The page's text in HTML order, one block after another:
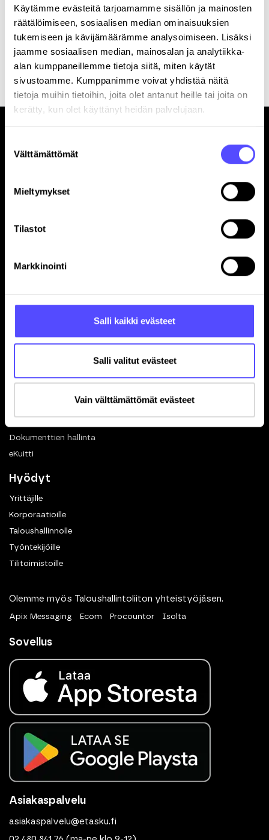
Käytämme evästeitä tarjoamamme sisällön ja mainosten
räätälöimiseen, sosiaalisen median ominaisuuksien
tukemiseen ja kävijämäärämme analysoimiseen. Lisäksi
jaamme sosiaalisen median, mainosalan ja analytiikka-
alan kumppaneillemme tietoja siitä, miten käytät
sivustoamme. Kumppanimme voivat yhdistää näitä
tietoja muihin tietoihin, joita olet antanut heille tai joita on
kerätty, kun olet käyttänyt heidän palvelujaan.
valinta
Välttämättömät
Mieltymykset
Tilastot
Markkinointi
Salli kaikki evästeet
Salli valitut evästeet
Vain välttämättömät evästeet
Rekisteröitymällä hyväksyt palvelunkäyttöehdot .
Sivut
Yrityksille
Hinnasto
Referenssit
Ohjelmistokumppanuus
Toiminnot
Kuittien skannaus
Dokumenttien hallinta
eKuitti
Hyödyt
Yrittäjille
Korporaatioille
Taloushallinnolle
Työntekijöille
Tilitoimistoille
Olemme myös Taloushallintoliiton yhteistyöjäsen.
Apix Messaging Ecom Procountor Isolta
Sovellus
Asiakaspalvelu
asiakaspalvelu@etasku.fi